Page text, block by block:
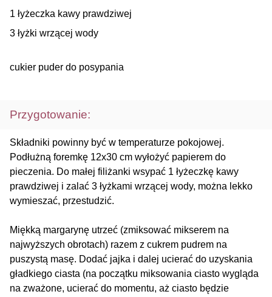
1 łyżeczka kawy prawdziwej
3 łyżki wrzącej wody
cukier puder do posypania
Przygotowanie:
Składniki powinny być w temperaturze pokojowej.
Podłużną foremkę 12x30 cm wyłożyć papierem do
pieczenia. Do małej filiżanki wsypać 1 łyżeczkę kawy
prawdziwej i zalać 3 łyżkami wrzącej wody, można lekko
wymieszać, przestudzić.
Miękką margarynę utrzeć (zmiksować mikserem na
najwyższych obrotach) razem z cukrem pudrem na
puszystą masę. Dodać jajka i dalej ucierać do uzyskania
gładkiego ciasta (na początku miksowania ciasto wygląda
na zważone, ucierać do momentu, aż ciasto będzie